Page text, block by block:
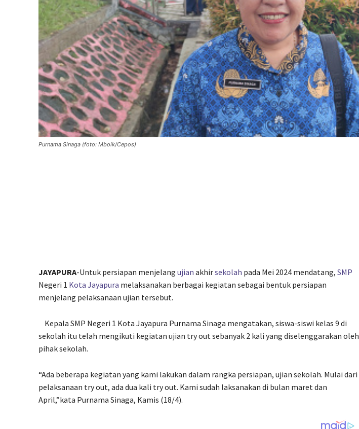
Purnama Sinaga (foto: Mboik/Cepos)
JAYAPURA-Untuk persiapan menjelang ujian akhirsekolah pada Mei 2024 mendatang, SMP
Negeri 1 Kota Jayapura melaksanakan berbagai kegiatan sebagai bentuk persiapan
menjelang pelaksanaan ujian tersebut.
Kepala SMP Negeri 1 Kota Jayapura Purnama Sinaga mengatakan, siswa-siswi kelas 9 di
sekolah itu telah mengikuti kegiatan ujian try out sebanyak 2 kali yang diselenggarakan oleh
pihak sekolah.
“Ada beberapa kegiatan yang kami lakukan dalam rangka persiapan, ujian sekolah. Mulai dari
pelaksanaan try out, ada dua kali try out. Kami sudah laksanakan di bulan maret dan
April,”kata Purnama Sinaga, Kamis (18/4).